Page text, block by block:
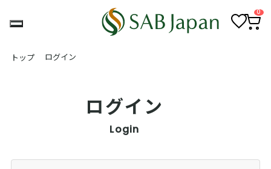
0
トップ ログイン
ログイン
Login